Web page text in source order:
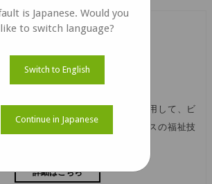
福祉技術
可能なカメラソリューションを使用して、ビ
ィスペンサーなどのビジョンベースの福祉技
ください。
詳細はこちら
is Japanese. Would you
like to switch language?
Switch to English
Continue in Japanese